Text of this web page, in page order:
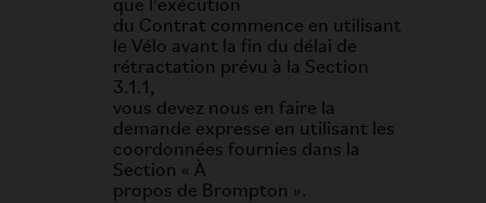
que l'exécution
du Contrat commence en utilisant
le Vélo avant la fin du délai de
rétractation prévu à la Section
3.1.1,
vous devez nous en faire la
demande expresse en utilisant les
coordonnées fournies dans la
Section « À
propos de Brompton ».